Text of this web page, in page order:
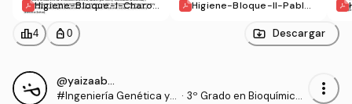
Higiene-Bloque-I-Charo.
pdf
Higiene-Bloque-II-Pablo.
leaderboard4 personal_bag 0 Descargar
@yaizaabuig_
#Ingeniería Genética y P · 3º Grado en Bioquímica
more_vert